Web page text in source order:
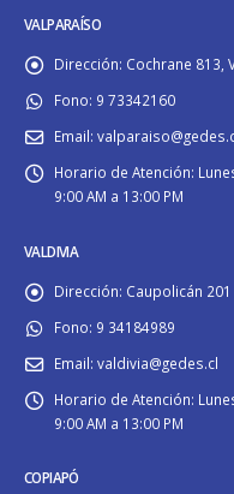
VALPARAÍSO
Dirección: Cochrane 813,
Fono: 9 73342160
Email:
Horario de Atención:
9:00 AM a 13:00 PM
VALDIVIA
Dirección: Caupolicán 201
Fono: 9 34184989
Email: valdivia@gedes.cl
Horario de Atención:
9:00 AM a 13:00 PM
COPIAPÓ